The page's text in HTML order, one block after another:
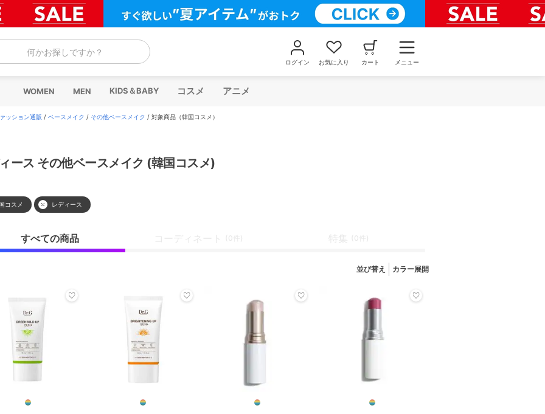
何かお探しですか？
ログイン お気に入り カート メニュー
WOMEN MEN KIDS＆BABY コスメ アニメ
ッション通販 / ベースメイク / その他ベースメイク / 対象商品（韓国コスメ）
ース その他ベースメイク (韓国コスメ)
コスメ レディース
すべての商品 コーディネート (0件) 特集 (0件)
並び替え カラー展開